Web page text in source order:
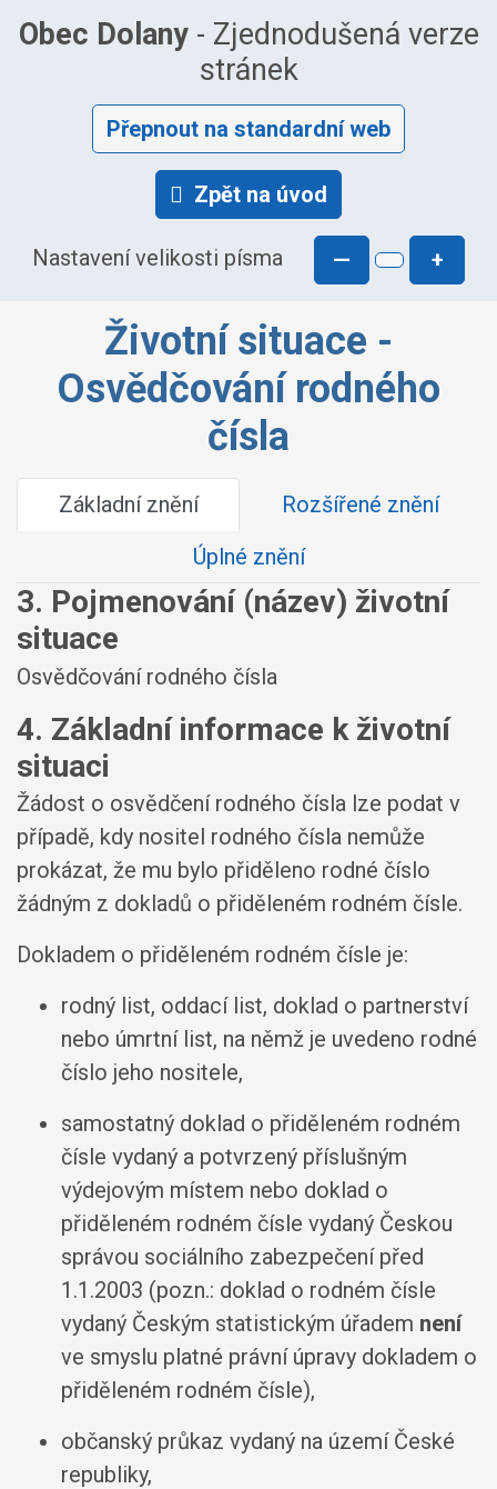
Obec Dolany- Zjednodušená verze
stránek
Přepnout na standardní web
Zpět na úvod
Nastavení velikosti písma — +
Životní situace -
Osvědčování rodného
čísla
Základní znění
Rozšířené znění
Úplné znění
3. Pojmenování (název) životní
situace
Osvědčování rodného čísla
4. Základní informace k životní
situaci
Žádost o osvědčení rodného čísla lze podat v
případě, kdy nositel rodného čísla nemůže
prokázat, že mu bylo přiděleno rodné číslo
žádným z dokladů o přiděleném rodném čísle.
Dokladem o přiděleném rodném čísle je:
rodný list, oddací list, doklad o partnerství
nebo úmrtní list, na němž je uvedeno rodné
číslo jeho nositele,
samostatný doklad o přiděleném rodném
čísle vydaný a potvrzený příslušným
výdejovým místem nebo doklad o
přiděleném rodném čísle vydaný Českou
správou sociálního zabezpečení před
1.1.2003 (pozn.: doklad o rodném čísle
vydaný Českým statistickým úřadem není
ve smyslu platné právní úpravy dokladem o
přiděleném rodném čísle),
občanský průkaz vydaný na území České
republiky,